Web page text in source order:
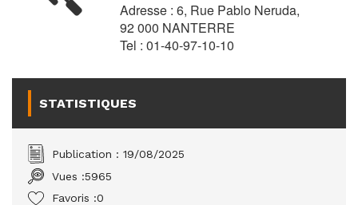
Adresse : 6, Rue Pablo Neruda,
92 000 NANTERRE
Tel : 01-40-97-10-10
STATISTIQUES
Publication : 19/08/2025
Vues :5965
Favoris :0